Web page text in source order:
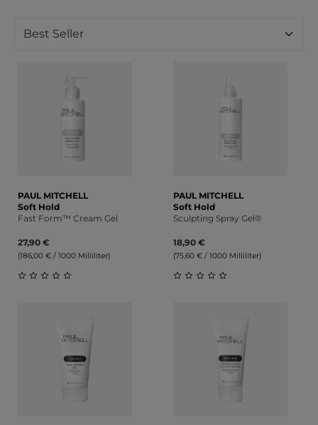
PAUL MITCHELL
Soft Hold
Fast Form™ Cream Gel
27,90 €
(186,00 € / 1000 Milliliter)
PAUL MITCHELL
Soft Hold
Sculpting Spray Gel®
18,90 €
(75,60 € / 1000 Milliliter)